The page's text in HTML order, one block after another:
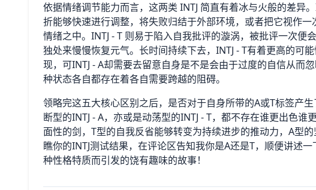
依据情绪调节能力而言，这两类 INTJ 简直有着冰与火般的差异
折能够快速进行调整，将失败归结于外部环境，或者把它视作
情绪之中。INTJ - T 则易于陷入自我批评的漩涡，被批评一次便
独处来慢慢恢复元气。长时间持续下去，INTJ - T有着更高的可
现，可INTJ - A却需要去留意自身是不是会由于过度的自信从而
种状态各自都存在着各自需要跨越的阻碍。
领略完这五大核心区别之后，是否对于自身所带的A或T标签产
断型的INTJ - A，亦或是动荡型的INTJ - T，都不存在谁更出色
面性的剑，T型的自我反省能够转变为持续进步的推动力，A型
瞧你的INTJ测试结果，在评论区告知我你是A还是T，顺便讲述
种性格特质而引发的饶有趣味的故事！